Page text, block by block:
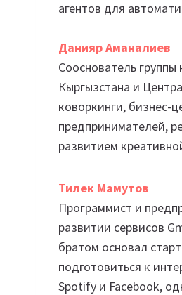
агентов для
Данияр Аманалиев
Сооснователь
Кыргызстана и
коворкинги, бизнес-
предпринимателей,
развитием
Тилек Мамутов
Программист и
развитии сервисов
братом основал
подготовиться к
Spotify и Facebook,